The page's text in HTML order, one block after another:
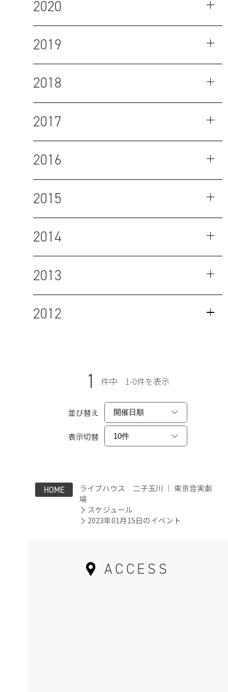
2020
2019
2018
2017
2016
2015
2014
2013
2012
1 件中 1-0件を表示
並び替え
表示切替
HOME
ライブハウス 二子玉川 ｜ 東京音実劇
場
スケジュール
2023年01月15日のイベント
ACCESS